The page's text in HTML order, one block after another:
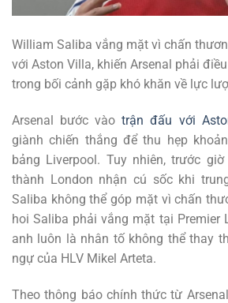
William Saliba vắng mặt vì chấn
với Aston Villa, khiến Arsenal phải
trong bối cảnh gặp khó khăn về lực
Arsenal bước vàotrận đấu với
giành chiến thắng để thu hẹp
bảng Liverpool. Tuy nhiên, trước
thành London nhận cú sốc khi
Saliba không thể góp mặt vì chấn
hoi Saliba phải vắng mặt tại Premier
anh luôn là nhân tố không thể thay
ngự của HLV Mikel Arteta.
Theo thông báo chính thức từ